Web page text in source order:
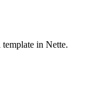
in Nette.